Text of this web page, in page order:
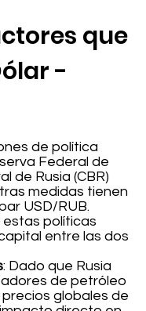
que
-
de política
Federal de
de Rusia (CBR)
medidas tienen
USD/RUB.
estas políticas
entre las dos
: Dado que Rusia
de petróleo
globales de